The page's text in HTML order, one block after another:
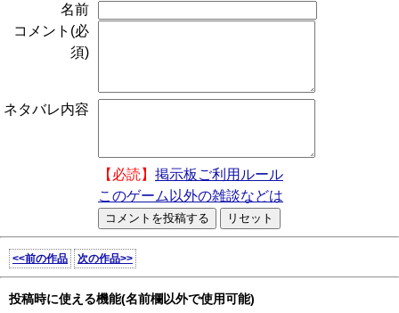
名前
コメント(必
須)
ネタバレ内容
【必読】 掲示板ご利用ルール
このゲーム以外の雑談などは
<<前の作品 次の作品>>
投稿時に使える機能(名前欄以外で使用可能)